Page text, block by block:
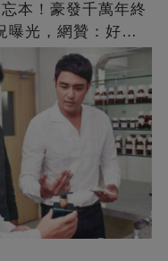
本！豪發千萬年終
曝光，網贊：好老